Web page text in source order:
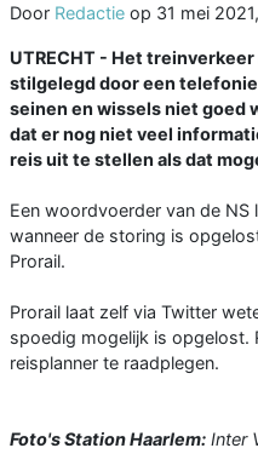
Door Redactie op 31 mei
UTRECHT - Het
stilgelegd door een
seinen en wissels niet goed
dat er nog niet veel
reis uit te stellen als dat
Een woordvoerder van de
wanneer de storing is
Prorail.
Prorail laat zelf via Twitter
spoedig mogelijk is opgelost.
reisplanner te raadplegen.
Foto's Station Haarlem: Inter